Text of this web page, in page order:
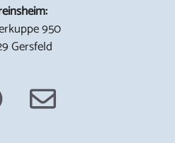
950
Gersfeld